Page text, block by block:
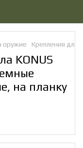
оружие Крепления для
KONUS
на планку